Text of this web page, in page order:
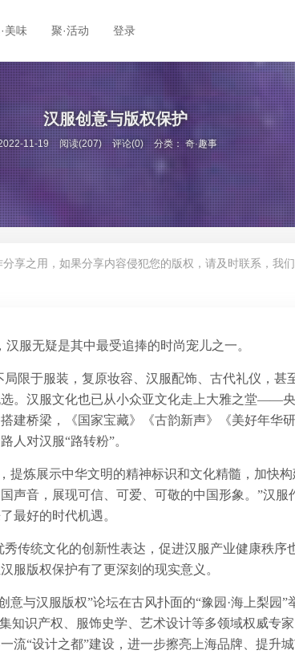
美味 聚·活动 登录
汉服创意与版权保护
11-19 阅读(207) 评论(0) 分类：奇·趣事
享之用，如果分享内容侵犯您的版权，请及时联系，我
服无疑是其中最受追捧的时尚宠儿之一。
限于服装，复原妆容、汉服配饰、古代礼仪，甚
。汉服文化也已从小众亚文化走上大雅之堂——央
建桥梁，《国家宝藏》《古韵新声》《美好年华
对汉服“路转粉”。
提炼展示中华文明的精神标识和文化精髓，加快构
声音，展现可信、可爱、可敬的中国形象。”汉服
最好的时代机遇。
传统文化的创新性表达，促进汉服产业健康秩序
服版权保护有了更深刻的现实意义。
意与汉服版权”论坛在古风扑面的“豫园·海上梨园”
知识产权、服饰史学、艺术设计等多领域权威专
流“设计之都”建设，进一步擦亮上海品牌、提升